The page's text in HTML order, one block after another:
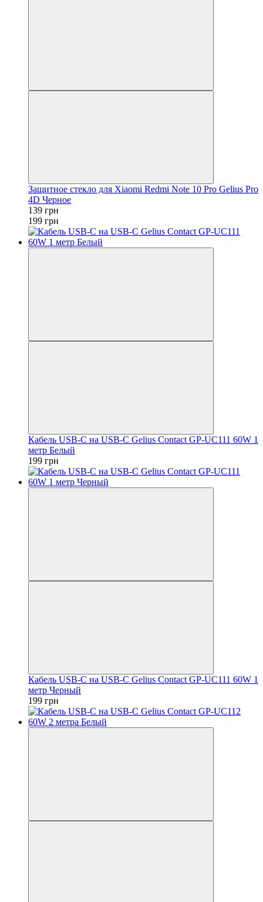
Защитное стекло для Xiaomi Redmi Note 10 Pro Gelius Pro
4D Черное
139 грн
199 грн
Кабель USB-C на USB-C Gelius Contact GP-UC111 60W 1
метр Белый
199 грн
Кабель USB-C на USB-C Gelius Contact GP-UC111 60W 1
метр Черный
199 грн